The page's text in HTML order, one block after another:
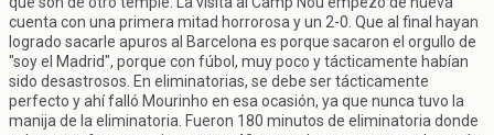
cuenta con una primera mitad horrorosa y un 2-0. Que al final hayan
logrado sacarle apuros al Barcelona es porque sacaron el orgullo de
"soy el Madrid", porque con fúbol, muy poco y tácticamente habían
sido desastrosos. En eliminatorias, se debe ser tácticamente
perfecto y ahí falló Mourinho en esa ocasión, ya que nunca tuvo la
manija de la eliminatoria. Fueron 180 minutos de eliminatoria donde